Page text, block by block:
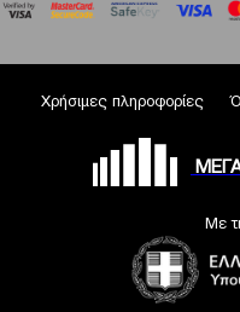
Χρήσιμες πληροφορίες
Με